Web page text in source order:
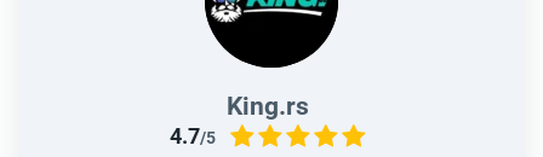
King.rs
4.7/5